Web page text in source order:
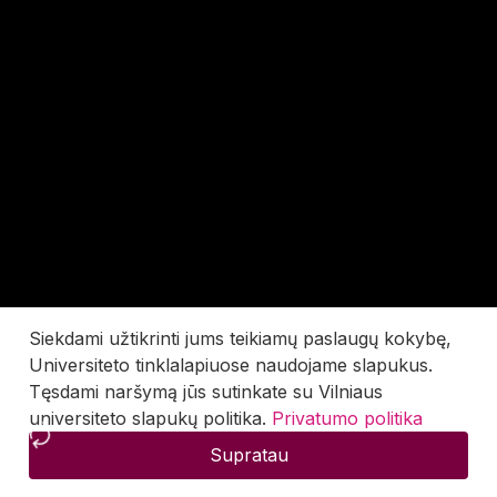
Siekdami užtikrinti jums teikiamų paslaugų kokybę,
Universiteto tinklalapiuose naudojame slapukus.
Tęsdami naršymą jūs sutinkate su Vilniaus
universiteto slapukų politika. Privatumo politika
Supratau